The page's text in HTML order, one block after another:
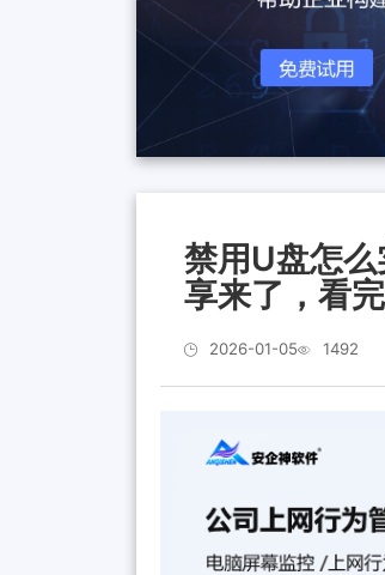
禁用U盘怎
享来了，看
2026-01-05 1492